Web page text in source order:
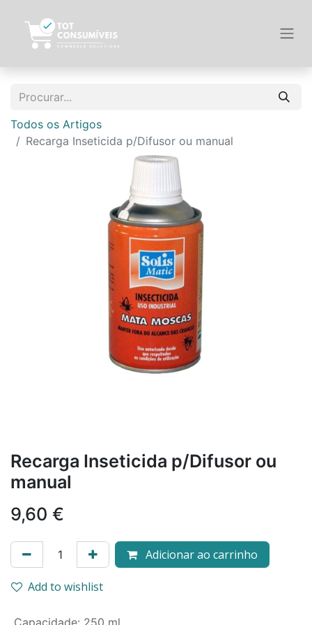
Todos os Artigos
Recarga Inseticida p/Difusor ou manual
Recarga Inseticida p/Difusor ou
manual
9,60 €
Adicionar ao carrinho
Add to wishlist
Capacidade: 250 ml